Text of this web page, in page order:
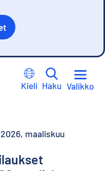
Kieli Haku Valikko
2026, maaliskuu